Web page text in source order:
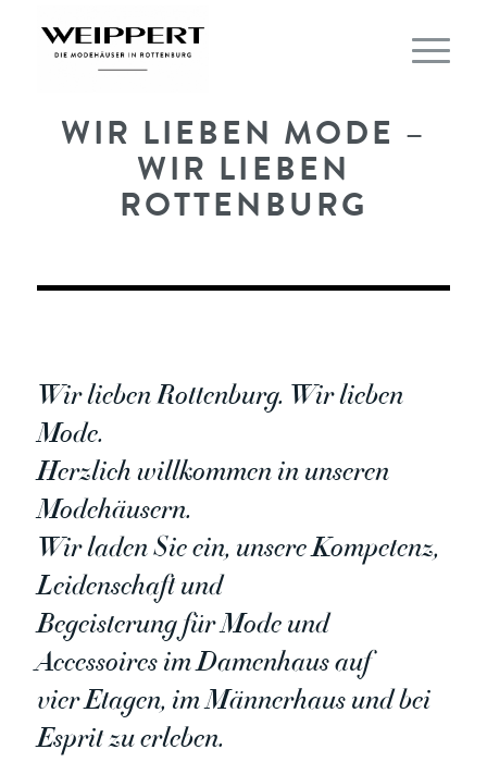
WIR LIEBEN MODE –
WIR LIEBEN
ROTTENBURG
Wir lieben Rottenburg. Wir lieben
Mode.
Herzlich willkommen in unseren
Modehäusern.
Wir laden Sie ein, unsere Kompetenz,
Leidenschaft und
Begeisterung für Mode und
Accessoires im Damenhaus auf
vier Etagen, im Männerhaus und bei
Esprit zu erleben.